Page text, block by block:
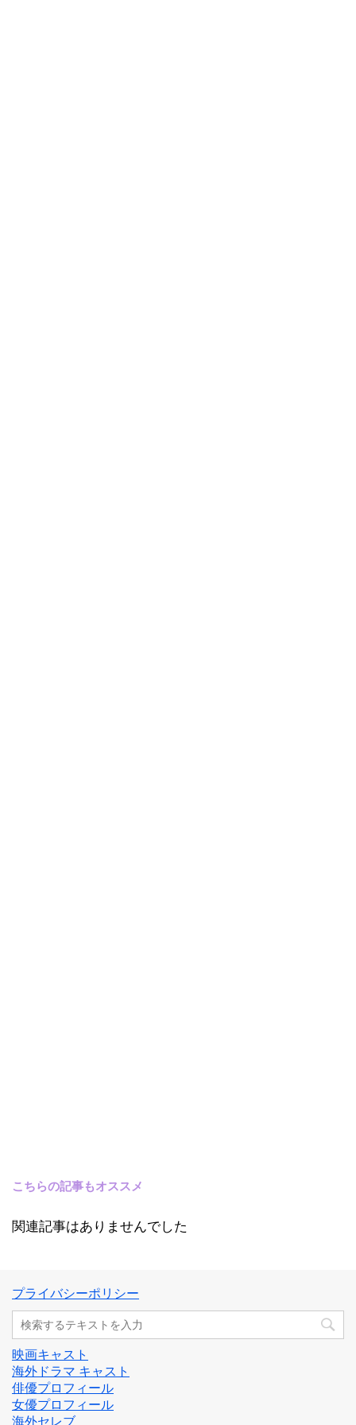
こちらの記事もオススメ
関連記事はありませんでした
プライバシーポリシー
映画キャスト
海外ドラマ キャスト
俳優プロフィール
女優プロフィール
海外セレブ